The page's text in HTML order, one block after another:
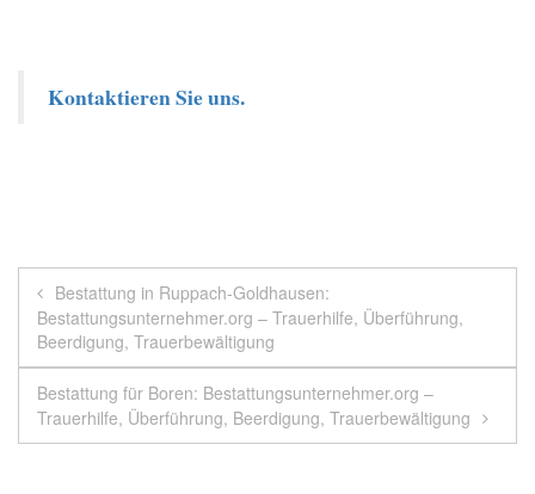
Kontaktieren Sie uns.
Beitragsnavigation
Bestattung in Ruppach-Goldhausen:
Bestattungsunternehmer.org – Trauerhilfe, Überführung,
Beerdigung, Trauerbewältigung
Bestattung für Boren: Bestattungsunternehmer.org –
Trauerhilfe, Überführung, Beerdigung, Trauerbewältigung